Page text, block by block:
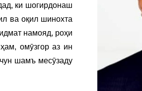
ки шогирдонаш
ва оқил шинохта
намояд, роҳи
омӯзгор аз ин
шамъ месӯзаду